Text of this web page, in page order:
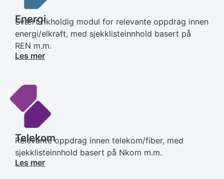
Energi
Svært rikholdig modul for relevante oppdrag innen
energi/elkraft, med sjekklisteinnhold basert på
REN m.m.
Les mer
Telekom
Relevante oppdrag innen telekom/fiber, med
sjekklisteinnhold basert på Nkom m.m.
Les mer